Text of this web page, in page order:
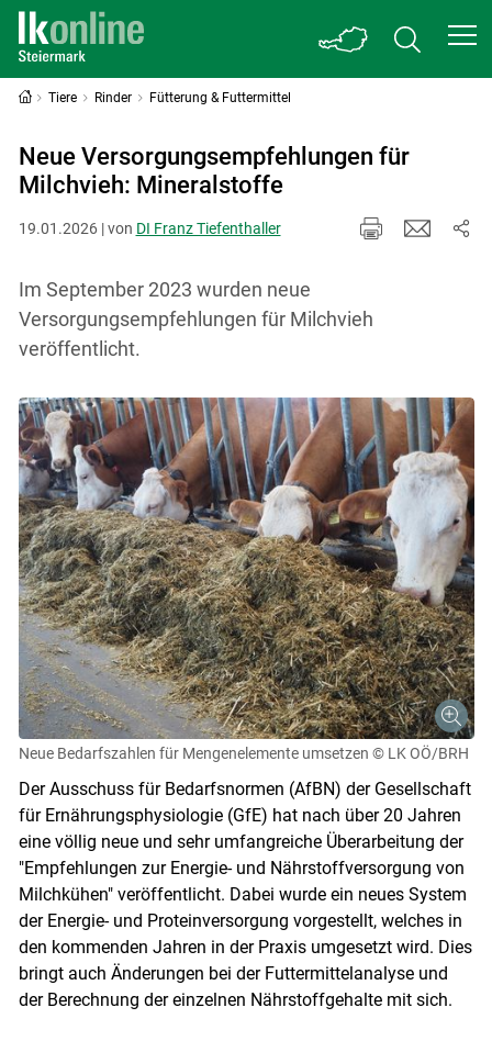
Tiere Rinder Fütterung & Futtermittel
Neue Versorgungsempfehlungen für
Milchvieh: Mineralstoffe
19.01.2026 | von DI Franz Tiefenthaller
Im September 2023 wurden neue
Versorgungsempfehlungen für Milchvieh
veröffentlicht.
Neue Bedarfszahlen für Mengenelemente umsetzen © LK OÖ/BRH
Der Ausschuss für Bedarfsnormen (AfBN) der Gesellschaft
für Ernährungsphysiologie (GfE) hat nach über 20 Jahren
eine völlig neue und sehr umfangreiche Überarbeitung der
"Empfehlungen zur Energie- und Nährstoffversorgung von
Milchkühen" veröffentlicht. Dabei wurde ein neues System
der Energie- und Proteinversorgung vorgestellt, welches in
den kommenden Jahren in der Praxis umgesetzt wird. Dies
bringt auch Änderungen bei der Futtermittelanalyse und
der Berechnung der einzelnen Nährstoffgehalte mit sich.